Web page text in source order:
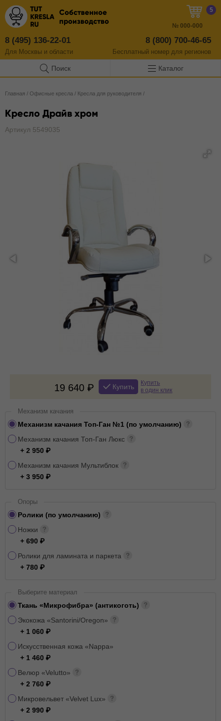
Собственное
производство
8 (495) 136-22-01
Для Москвы и области
8 (800) 700-46-65
Бесплатный номер для регионов
5
№ 000-000
Поиск Каталог
Главная / Офисные кресла / Кресла для руководителя /
Кресло Драйв хром
Артикул 5549035
19 640 Купить
Купить
в один клик
Механизм качания
Механизм качания Топ-Ган №1 (по умолчанию)
Механизм качания Топ-Ган Люкс
+ 2 950
Механизм качания Мультиблок
+ 3 950
Опоры
Ролики (по умолчанию)
Ножки
+ 690
Ролики для ламината и паркета
+ 780
Выберите материал
Ткань «Микрофибра» (антикоготь)
Экокожа «Santorini/Oregon»
+ 1 060
Искусственная кожа «Nappa»
+ 1 460
Велюр «Velutto»
+ 2 760
Микровельвет «Velvet Lux»
+ 2 990